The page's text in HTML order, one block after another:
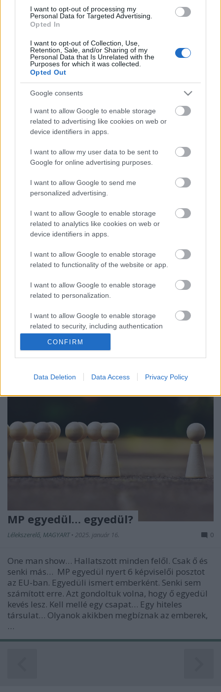
I want to opt-out of processing my
Personal Data for Targeted Advertising.
Opted In
I want to opt-out of Collection, Use,
Retention, Sale, and/or Sharing of my
Personal Data that Is Unrelated with the
Purposes for which it was collected.
Opted Out
Google consents
I want to allow Google to enable storage
related to advertising like cookies on web or
device identifiers in apps.
I want to allow my user data to be sent to
Google for online advertising purposes.
I want to allow Google to send me
personalized advertising.
I want to allow Google to enable storage
related to analytics like cookies on web or
device identifiers in apps.
I want to allow Google to enable storage
related to functionality of the website or app.
I want to allow Google to enable storage
related to personalization.
I want to allow Google to enable storage
related to security, including authentication
functionality and fraud prevention, and other
user protection.
CONFIRM
Data Deletion Data Access Privacy Policy
Egy gondolatsor, ami egy valószínű verziót mutat.
Egy okot biztosan. Vajon mi lehet az a nagy baj a
mi kormányunkkal, amit nem tudnak neki
megbocsájtani a másik oldalon? Mi az ami ennyire
zavarja őket? El tudjuk azt képzelni, hogy milyen
lehet az, ha kitalálunk egy keretet, egy módszert,…
Agresszió, agresszor…
Lélekszerelő, MAGYART• 2025. április 16.
2022-ben kezdtem írni, de még most is, sőt azóta
talán jobban igaz. Ez aztán az aktuális szó! Igaz, ezt
hittük a vírusról is még egy hete. Aztán kitört egy
háború és már el is múlt a vírus általi
fenyegetettség. Hétfőtől nincs megkülönböztetés,
maszk… csupán pár helyen. Érdekes, de most ezzel
MP egyedül… egyedül?
Lélekszerelő, MAGYART • 2025. január 16. 0
One man show… Hallatszott minden felől. Csak ő és
senki más… MP egyedül nyert 6 képviselői posztot
az EU-ban. Egyedüli ismert emberként. Senki sem
számított erre. Azt gondoltuk volna, hogy ő egyedül
kevés lesz. Kell mellé egy csapat… Egy hiteles
társulat… Olyanok akikben megbíznak az emberek,
…